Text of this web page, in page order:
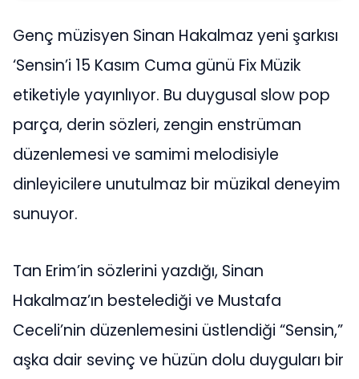
Genç müzisyen Sinan Hakalmaz yeni şarkısı
‘Sensin’i 15 Kasım Cuma günü Fix Müzik
etiketiyle yayınlıyor. Bu duygusal slow pop
parça, derin sözleri, zengin enstrüman
düzenlemesi ve samimi melodisiyle
dinleyicilere unutulmaz bir müzikal deneyim
sunuyor.
Tan Erim’in sözlerini yazdığı, Sinan
Hakalmaz’ın bestelediği ve Mustafa
Ceceli’nin düzenlemesini üstlendiği “Sensin,”
aşka dair sevinç ve hüzün dolu duyguları bir